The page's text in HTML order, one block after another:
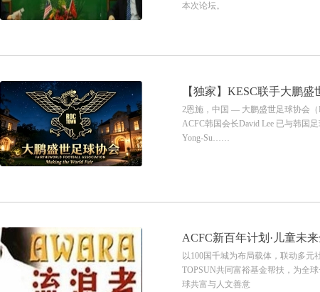
本次论坛。
【独家】KESC联手大鹏
球资源“静默入局”
2恩施，中国 — 大鹏盛世足球协会（
ACFC韩国会长David Lee 已与韩国
Yong-Su……
ACFC新百年计划·儿童未
以100国千城为布局载体，联动多
TOPSUN共同富裕基金帮扶，为全
球共富与人文善意